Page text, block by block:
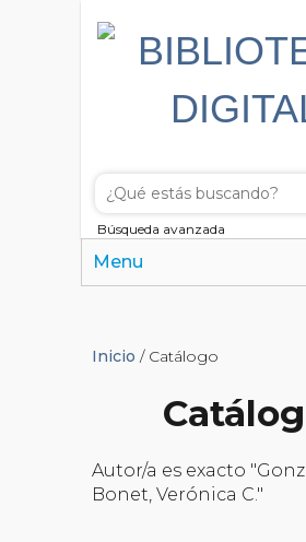
Búsqueda avanzada
Menu
Inicio / Catálogo
Autor/a es exacto
Bonet, Verónica C."